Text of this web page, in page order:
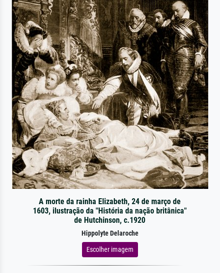
A morte da rainha Elizabeth, 24 de março de
1603, ilustração da "História da nação britânica"
de Hutchinson, c.1920
Hippolyte Delaroche
Escolher imagem